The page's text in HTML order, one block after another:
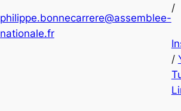
philippe.bonnecarrere@assemblee-
nationale.fr
/
/